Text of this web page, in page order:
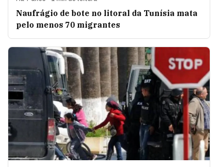
Naufrágio de bote no litoral da Tunísia mata
pelo menos 70 migrantes